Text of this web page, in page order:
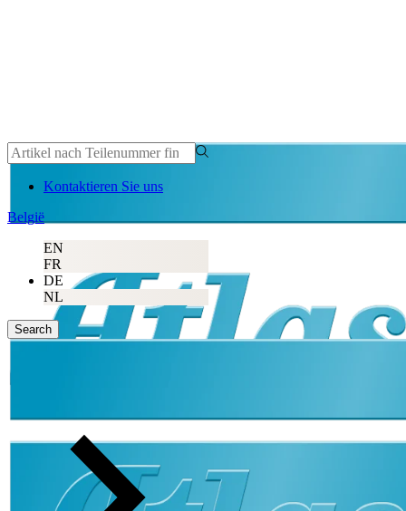
Kontaktieren Sie uns
België
EN
FR
DE
NL
Search